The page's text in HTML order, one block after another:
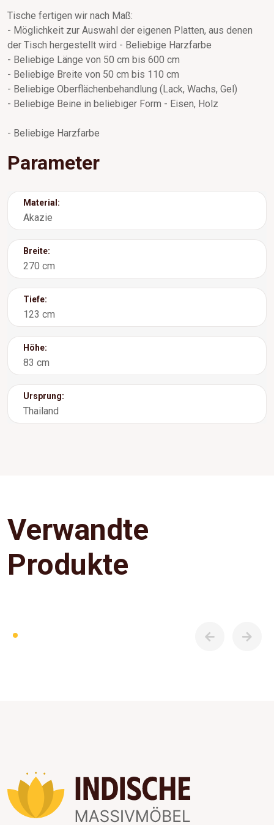
Tische fertigen wir nach Maß:
- Möglichkeit zur Auswahl der eigenen Platten, aus denen
der Tisch hergestellt wird - Beliebige Harzfarbe
- Beliebige Länge von 50 cm bis 600 cm
- Beliebige Breite von 50 cm bis 110 cm
- Beliebige Oberflächenbehandlung (Lack, Wachs, Gel)
- Beliebige Beine in beliebiger Form - Eisen, Holz
- Beliebige Harzfarbe
Parameter
Material:
Akazie
Breite:
270 cm
Tiefe:
123 cm
Höhe:
83 cm
Ursprung:
Thailand
Verwandte
Produkte